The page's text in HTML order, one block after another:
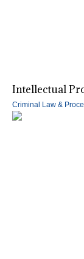
Intellectual
Criminal Law &